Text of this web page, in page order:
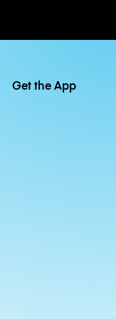
Get the App